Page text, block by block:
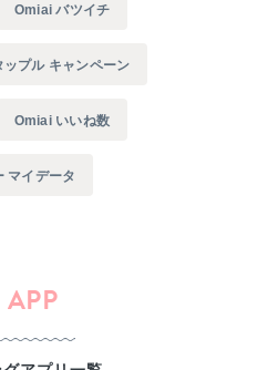
Omiai バツイチ
ップル キャンペーン
Omiai いいね数
マイデータ
APP